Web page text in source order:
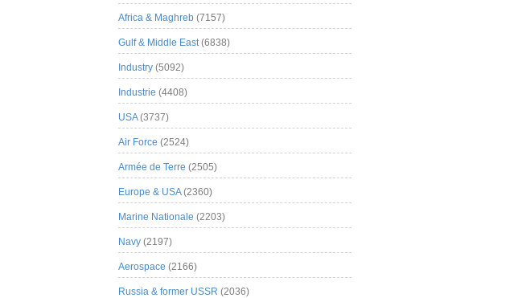
Africa & Maghreb (7157)
Gulf & Middle East(6838)
Industry (5092)
Industrie (4408)
USA(3737)
Air Force (2524)
Armée de Terre (2505)
Europe & USA(2360)
Marine Nationale (2203)
Navy (2197)
Aerospace (2166)
Russia & former USSR (2036)